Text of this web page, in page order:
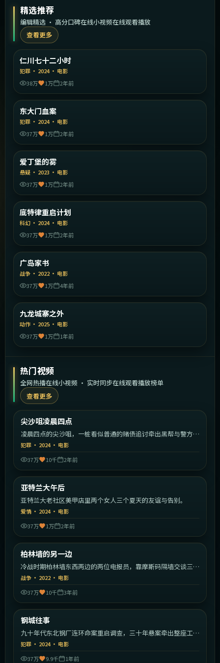
精选推荐
编辑精选 · 高分口碑在线小视频在线观看播放
查看更多
精选
仁川七十二小时
犯罪 · 2024· 电影
38万
1万 2年前
精选
东大门血案
犯罪 · 2024· 电影
37万
1万 2年前
精选
爱丁堡的雾
悬疑 · 2023 · 电影
37万
1万 2年前
精选
底特律重启计划
科幻 · 2024· 电影
37万
1万 2年前
精选
广岛家书
战争 · 2022 · 电影
37万
1万 4年前
精选
九龙城寨之外
动作 · 2025 · 电影
37万
1万 1年前
热门视频
全网热播在线小视频 · 实时同步在线观看播放榜单
查看更多
热门
尖沙咀凌晨四点
凌晨四点的尖沙咀，一桩看似普通的赌债追讨牵出黑帮与警方的
暗战。
犯罪 · 2024· 电影
37万
10千 2年前
热门
亚特兰大午后
亚特兰大老社区美甲店里两个女人三个夏天的友谊与告别。
爱情 · 2024· 电影
37万
1万 2年前
热门
柏林墙的另一边
冷战时期柏林墙东西两边的两位电报员，靠摩斯码隔墙交谈三十
年。
战争 · 2022· 电影
37万
10千 3年前
热门
钢城往事
九十年代东北钢厂连环命案重启调查，三十年悬案牵出整座工业
城的秘密。
犯罪 · 2024· 电影
37万
9.9千 1年前